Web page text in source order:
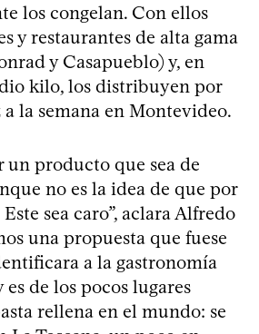
los congelan. Con ellos
y restaurantes de alta gama
y Casapueblo) y, en
kilo, los distribuyen por
la semana en Montevideo.
un producto que sea de
no es la idea de que por
sea caro”, aclara Alfredo
una propuesta que fuese
a la gastronomía
de los pocos lugares
rellena en el mundo: se